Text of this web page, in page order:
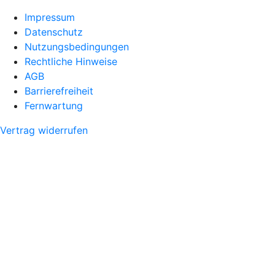
Impressum
Datenschutz
Nutzungsbedingungen
Rechtliche Hinweise
AGB
Barrierefreiheit
Fernwartung
Vertrag widerrufen